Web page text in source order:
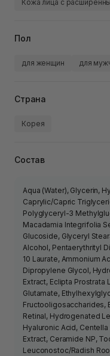
Кожа лица с
Пол
для женщин для
Страна
Корея
Состав
Aqua (Water), Glycerin,
Caprylic/Capric
Polyglyceryl-3
Macadamia Integrifolia
Glucoside, Glyceryl
Alcohol, Pentaerythrityl
10 Laurate, Ammonium
Dipropylene Glycol,
Extract, Eclipta Prostrata
Glutamate,
Fructooligosaccharides,
Retinal, Hydrogenated
Hyaluronic Acid, Centella
Extract, Ceramide NP,
Leuconostoc/Radish